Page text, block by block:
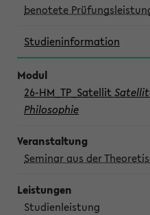
benotete
Studieninformation
26-HM_TP_Satellit
Philosophie
Seminar aus der
Studienleistung